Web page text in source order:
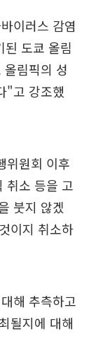
이러스 감염
도쿄 올림
림픽의 성
"고 강조했
위원회 이후
취소 등을 고
붓지 않겠
이지 취소하
해 추측하고
될지에 대해